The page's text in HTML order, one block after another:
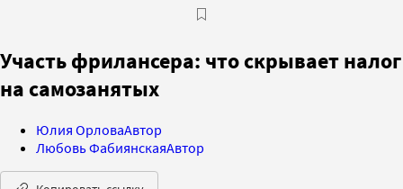
Участь фрилансера: что скрывает налог
на самозанятых
Юлия ОрловаАвтор
Любовь ФабиянскаяАвтор